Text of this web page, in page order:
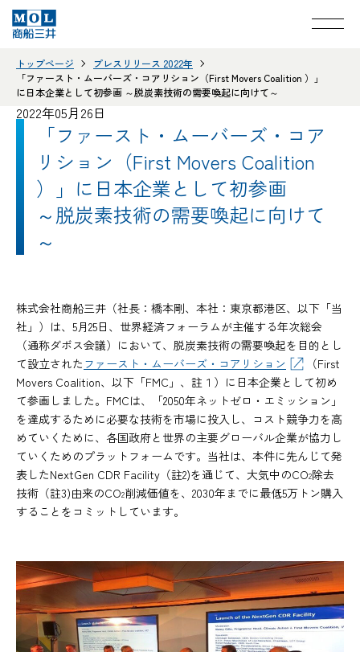
トップページ
プレスリリース 2022年
「ファースト・ムーバーズ・コアリション（First Movers Coalition ）」
に日本企業として初参画 ～脱炭素技術の需要喚起に向けて～
2022年05月26日
「ファースト・ムーバーズ・コア
リション（First Movers Coalition
）」に日本企業として初参画
～脱炭素技術の需要喚起に向けて
～
株式会社商船三井（社長：橋本剛、本社：東京都港区、以下「当
社」）は、5月25日、世界経済フォーラムが主催する年次総会
（通称ダボス会議）において、脱炭素技術の需要喚起を目的とし
て設立された ファースト・ムーバーズ・コアリション
（First
Movers Coalition、以下「FMC」、註１）に日本企業として初め
て参画しました。FMCは、「2050年ネットゼロ・エミッション」
を達成するために必要な技術を市場に投入し、コスト競争力を高
めていくために、各国政府と世界の主要グローバル企業が協力し
ていくためのプラットフォームです。当社は、本件に先んじて発
表したNextGen CDR Facility（註2)を通じて、大気中のCO2除去
技術（註3)由来のCO2削減価値を、2030年までに最低5万トン購入
することをコミットしています。